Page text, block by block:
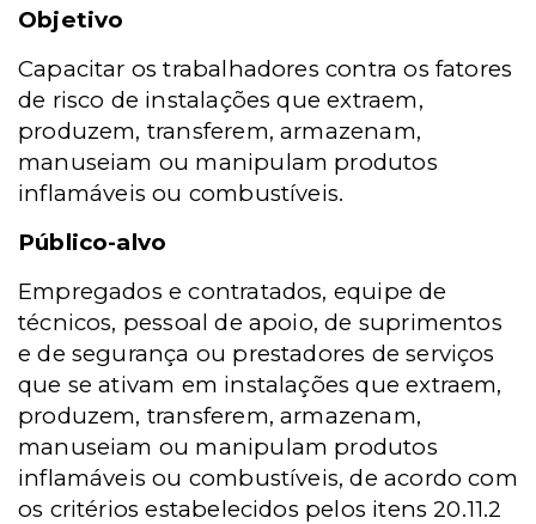
Objetivo
Capacitar os trabalhadores contra os fatores
de risco de instalações que extraem,
produzem, transferem, armazenam,
manuseiam ou manipulam produtos
inflamáveis ou combustíveis.
Público-alvo
Empregados e contratados, equipe de
técnicos, pessoal de apoio, de suprimentos
e de segurança ou prestadores de serviços
que se ativam em instalações que extraem,
produzem, transferem, armazenam,
manuseiam ou manipulam produtos
inflamáveis ou combustíveis, de acordo com
os critérios estabelecidos pelos itens 20.11.2